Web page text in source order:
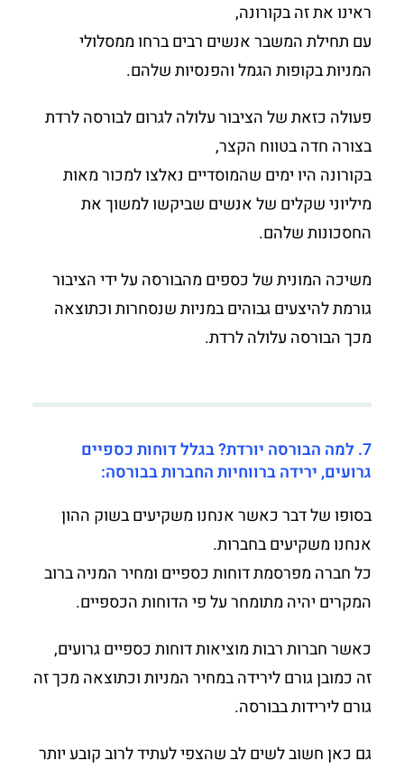
ראינו את זה בקורונה,
עם תחילת המשבר אנשים רבים ברחו ממסלולי
המניות בקופות הגמל והפנסיות שלהם.
פעולה כזאת של הציבור עלולה לגרום לבורסה לרדת
בצורה חדה בטווח הקצר,
בקורונה היו ימים שהמוסדיים נאלצו למכור מאות
מיליוני שקלים של אנשים שביקשו למשוך את
החסכונות שלהם.
משיכה המונית של כספים מהבורסה על ידי הציבור
גורמת להיצעים גבוהים במניות שנסחרות וכתוצאה
מכך הבורסה עלולה לרדת.
7. למה הבורסה יורדת? בגלל דוחות כספיים
גרועים, ירידה ברווחיות החברות בבורסה:
בסופו של דבר כאשר אנחנו משקיעים בשוק ההון
אנחנו משקיעים בחברות.
כל חברה מפרסמת דוחות כספיים ומחיר המניה ברוב
המקרים יהיה מתומחר על פי הדוחות הכספיים.
כאשר חברות רבות מוציאות דוחות כספיים גרועים,
זה כמובן גורם לירידה במחיר המניות וכתוצאה מכך זה
גורם לירידות בבורסה.
גם כאן חשוב לשים לב שהצפי לעתיד לרוב קובע יותר